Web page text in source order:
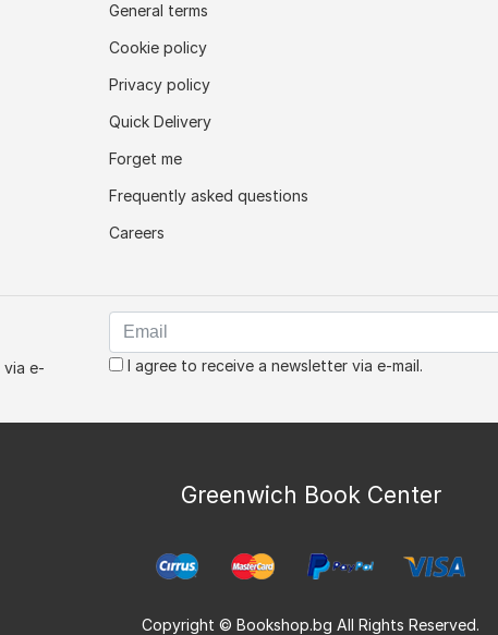
General terms
Cookie policy
Privacy policy
Quick Delivery
Forget me
Frequently asked questions
Careers
e-
I agree to receive a newsletter via e-mail.
Greenwich Book Center
Copyright © Bookshop.bg All Rights Reserved.